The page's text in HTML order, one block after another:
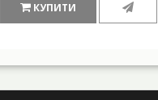
КУПИТИ